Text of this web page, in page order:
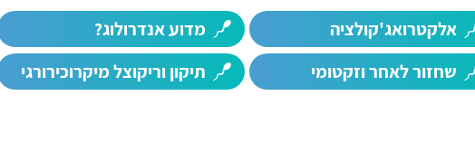
אלקטרואג'קולציה
מדוע אנדרולוג?
שחזור לאחר וזקטומי
תיקון וריקוצל מיקרוכירורגי